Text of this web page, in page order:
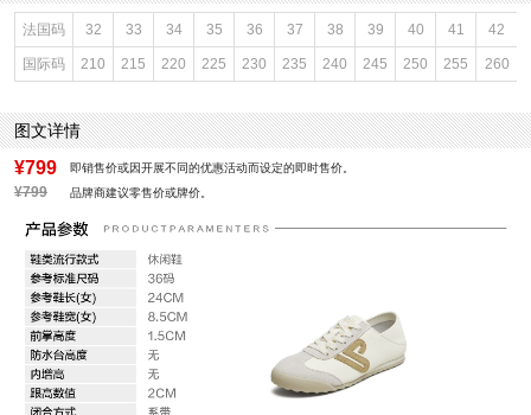
鞋垫材质：织物面料
鞋头款式：圆头
鞋面材质：牛剖层革,复合材料
鞋面图案：拼色
参考鞋长(女)：24CM
制鞋工艺：胶贴皮鞋
皮质特征：软面皮
里料材质：织物面料,猪皮革
防水台高度：无
风格：休闲
法国码 32 33 34 35 36 37 38 39 40 41 42
国际码 210 215 220 225 230 235 240 245 250 255 260
图文详情
¥799 即销售价或因开展不同的优惠活动而设定的即时售价。
¥799 品牌商建议零售价或牌价。